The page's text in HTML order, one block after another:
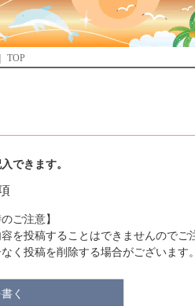
TOP
できます。
ご注意】
を投稿することはできませんのでご
く投稿を削除する場合がございます。
く